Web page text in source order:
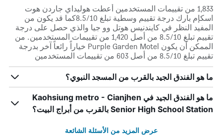
1,833 من تقييمات المستخدمين أعطت هوليداي جاردن هوت
اسكإم بارك درجة تقييم وسطية تبلغ 8.5/10كما قد يكون من
المفيد النظر في كايندنيس هوتل وو جيا والذي حصل على درجة
تقييم تبلغ 8.5/10 من أصل 1,420 من تقييمات المستخدمين. من
الممكن أن يكون Purple Garden Motel خياراً رائعاً آخر بدرجة
تقييم تبلغ 8.5/10 من أصل 603 من تقييمات المستخدمين
ما هو الفندق الجيد بالقرب من المسجد النبوي؟
ما هو الفندق الجيد في Kaohsiung metro - Cianjhen
Senior High School Station بالقرب من أبراج البيت؟
عرض المزيد من الأسئلة الشائعة